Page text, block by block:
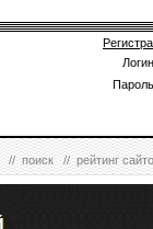
//поиск//рейтинг